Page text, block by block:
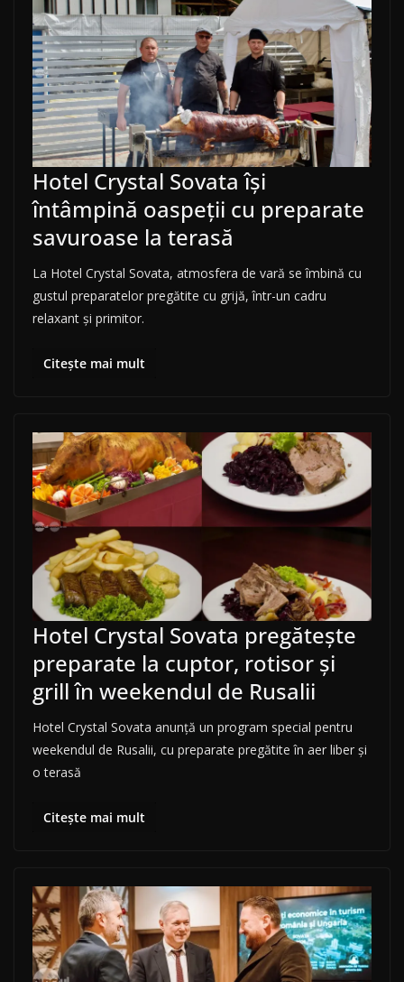
Hotel Crystal Sovata își
întâmpină oaspeții cu preparate
savuroase la terasă
La Hotel Crystal Sovata, atmosfera de vară se îmbină cu
gustul preparatelor pregătite cu grijă, într-un cadru
relaxant și primitor.
Citește mai mult
Hotel Crystal Sovata pregătește
preparate la cuptor, rotisor și
grill în weekendul de Rusalii
Hotel Crystal Sovata anunță un program special pentru
weekendul de Rusalii, cu preparate pregătite în aer liber și
o terasă
Citește mai mult